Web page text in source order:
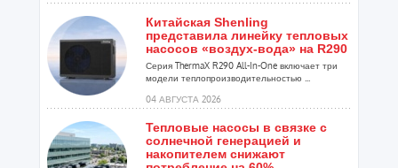
Китайская Shenling
представила линейку тепловых
насосов «воздух-вода» на R290
Серия ThermaX R290 All-In-One включает три
модели теплопроизводительностью ...
04 АВГУСТА 2026
Тепловые насосы в связке с
солнечной генерацией и
накопителем снижают